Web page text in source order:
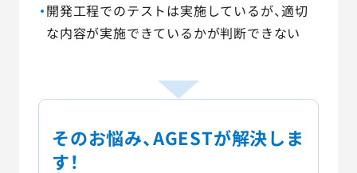
開発工程でのテストは実施しているが、適切
な内容が実施できているかが判断できない
そのお悩み、AGESTが解決しま
す！